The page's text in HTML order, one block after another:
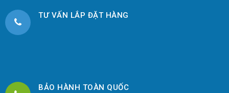
TƯ VẤN LẮP ĐẶT HÀNG
BẢO HÀNH TOÀN QUỐC